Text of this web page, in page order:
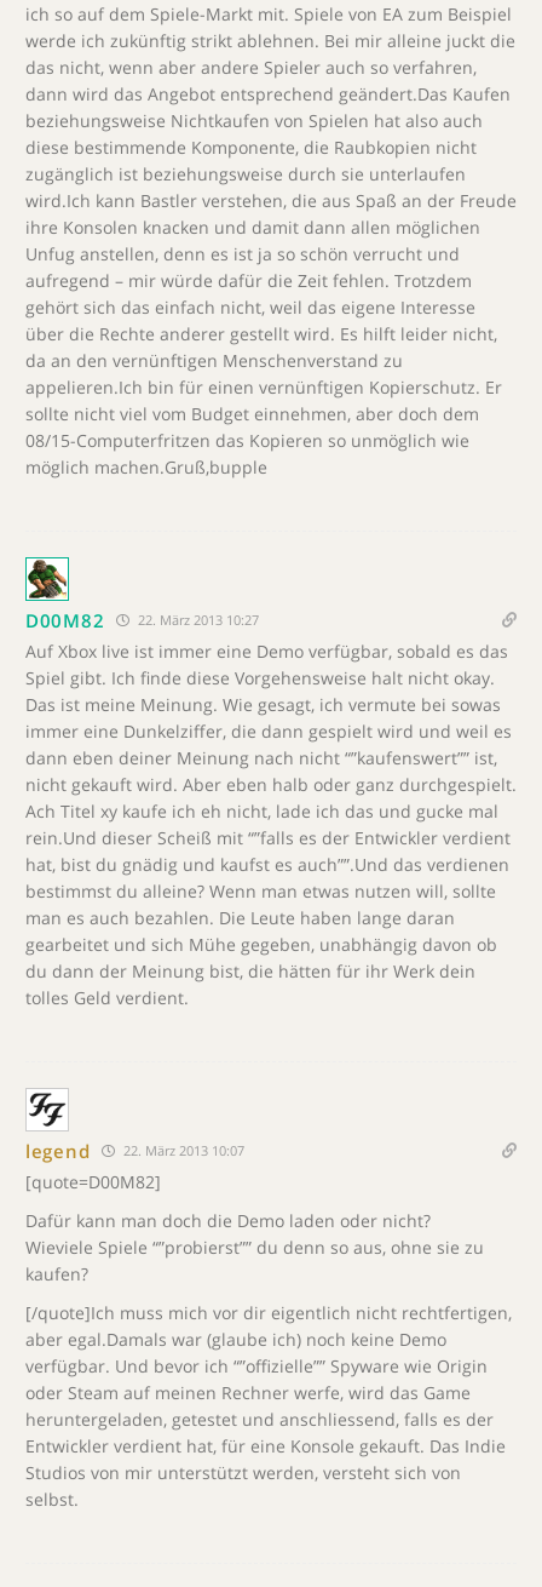
ich so auf dem Spiele-Markt mit. Spiele von EA zum Beispiel
werde ich zukünftig strikt ablehnen. Bei mir alleine juckt die
das nicht, wenn aber andere Spieler auch so verfahren,
dann wird das Angebot entsprechend geändert.Das Kaufen
beziehungsweise Nichtkaufen von Spielen hat also auch
diese bestimmende Komponente, die Raubkopien nicht
zugänglich ist beziehungsweise durch sie unterlaufen
wird.Ich kann Bastler verstehen, die aus Spaß an der Freude
ihre Konsolen knacken und damit dann allen möglichen
Unfug anstellen, denn es ist ja so schön verrucht und
aufregend – mir würde dafür die Zeit fehlen. Trotzdem
gehört sich das einfach nicht, weil das eigene Interesse
über die Rechte anderer gestellt wird. Es hilft leider nicht,
da an den vernünftigen Menschenverstand zu
appelieren.Ich bin für einen vernünftigen Kopierschutz. Er
sollte nicht viel vom Budget einnehmen, aber doch dem
08/15-Computerfritzen das Kopieren so unmöglich wie
möglich machen.Gruß,bupple
D00M82 22. März 2013 10:27
Auf Xbox live ist immer eine Demo verfügbar, sobald es das
Spiel gibt. Ich finde diese Vorgehensweise halt nicht okay.
Das ist meine Meinung. Wie gesagt, ich vermute bei sowas
immer eine Dunkelziffer, die dann gespielt wird und weil es
dann eben deiner Meinung nach nicht “”kaufenswert”” ist,
nicht gekauft wird. Aber eben halb oder ganz durchgespielt.
Ach Titel xy kaufe ich eh nicht, lade ich das und gucke mal
rein.Und dieser Scheiß mit “”falls es der Entwickler verdient
hat, bist du gnädig und kaufst es auch””.Und das verdienen
bestimmst du alleine? Wenn man etwas nutzen will, sollte
man es auch bezahlen. Die Leute haben lange daran
gearbeitet und sich Mühe gegeben, unabhängig davon ob
du dann der Meinung bist, die hätten für ihr Werk dein
tolles Geld verdient.
legend 22. März 2013 10:07
[quote=D00M82]
Dafür kann man doch die Demo laden oder nicht?
Wieviele Spiele “”probierst”” du denn so aus, ohne sie zu
kaufen?
[/quote]Ich muss mich vor dir eigentlich nicht rechtfertigen,
aber egal.Damals war (glaube ich) noch keine Demo
verfügbar. Und bevor ich “”offizielle”” Spyware wie Origin
oder Steam auf meinen Rechner werfe, wird das Game
heruntergeladen, getestet und anschliessend, falls es der
Entwickler verdient hat, für eine Konsole gekauft. Das Indie
Studios von mir unterstützt werden, versteht sich von
selbst.